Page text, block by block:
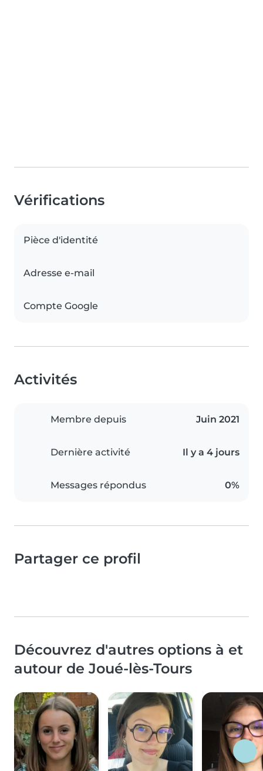
Vérifications
Pièce d'identité
Adresse e-mail
Compte Google
Activités
Membre depuis Juin 2021
Dernière activité Il y a 4 jours
Messages répondus 0%
Partager ce profil
Découvrez d'autres options à et
autour de Joué-lès-Tours